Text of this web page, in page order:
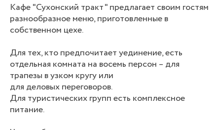
Кафе "Сухонский тракт" предлагает своим гостям
разнообразное меню, приготовленные в
собственном цехе.
Для тех, кто предпочитает уединение, есть
отдельная комната на восемь персон – для
трапезы в узком кругу или
для деловых переговоров.
Для туристических групп есть комплексное
питание.